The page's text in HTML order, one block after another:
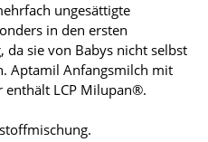
ungesättigte
in den ersten
da sie von Babys nicht selbst
Aptamil Anfangsmilch mit
LCP Milupan®.